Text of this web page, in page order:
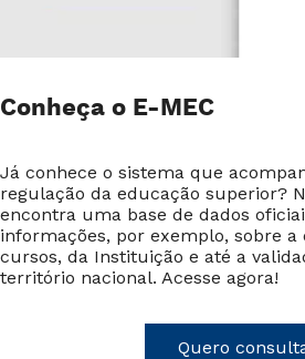
Conheça o E-MEC
Já conhece o sistema que
regulação da educação superior?
encontra uma base de dados
informações, por exemplo, sobre a
cursos, da Instituição e até a
território nacional. Acesse agora!
Quero